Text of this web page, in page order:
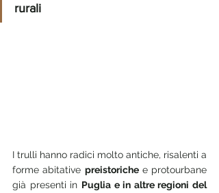
rurali
I trulli hanno radici molto antiche, risalenti a
forme abitative preistoriche e protourbane
già presenti in Puglia e in altre regioni del